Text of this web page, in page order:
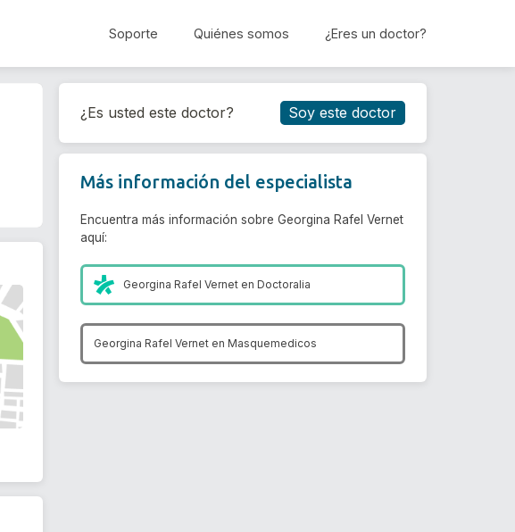
Soporte Quiénes somos ¿Eres un doctor?
Reservar cita
¿Es usted este doctor? Soy este doctor
Más información del especialista
Encuentra más información sobre Georgina Rafel Vernet
aquí:
Georgina Rafel Vernet enDoctoralia
Georgina Rafel Vernet en Masquemedicos